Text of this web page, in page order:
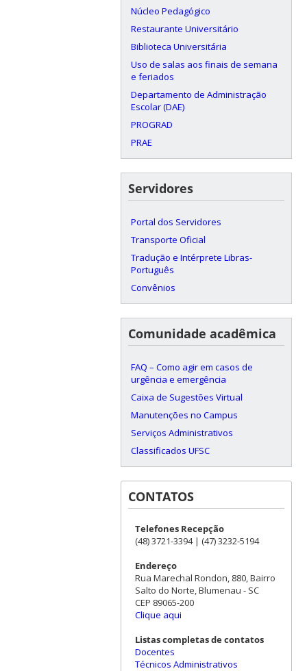
Núcleo Pedagógico
Restaurante Universitário
Biblioteca Universitária
Uso de salas aos finais de semana
e feriados
Departamento de Administração
Escolar (DAE)
PROGRAD
PRAE
Servidores
Portal dos Servidores
Transporte Oficial
Tradução e Intérprete Libras-
Português
Convênios
Comunidade acadêmica
FAQ – Como agir em casos de
urgência e emergência
Caixa de Sugestões Virtual
Manutenções no Campus
Serviços Administrativos
Classificados UFSC
CONTATOS
Telefones Recepção
(48) 3721-3394 | (47) 3232-5194
Endereço
Rua Marechal Rondon, 880, Bairro
Salto do Norte, Blumenau - SC
CEP 89065-200
Clique aqui
Listas completas de contatos
Docentes
Técnicos Administrativos